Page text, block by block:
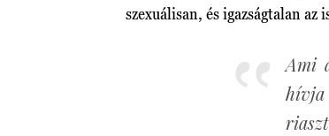
szexuálisan, és igazságtalan az
Ami
hívja